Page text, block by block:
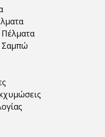
Σαμπώ